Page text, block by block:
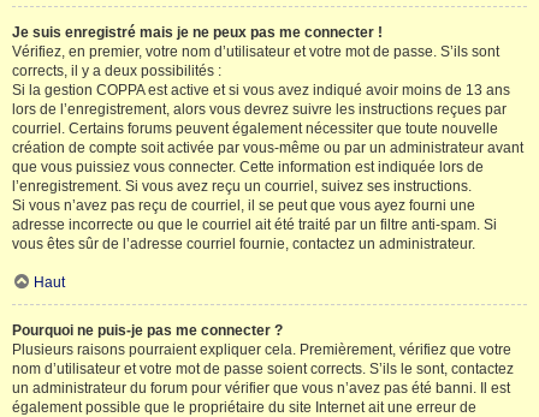
Je suis enregistré mais je ne peux pas me connecter !
Vérifiez, en premier, votre nom d’utilisateur et votre mot de passe. S’ils sont
corrects, il y a deux possibilités :
Si la gestion COPPA est active et si vous avez indiqué avoir moins de 13 ans
lors de l’enregistrement, alors vous devrez suivre les instructions reçues par
courriel. Certains forums peuvent également nécessiter que toute nouvelle
création de compte soit activée par vous-même ou par un administrateur avant
que vous puissiez vous connecter. Cette information est indiquée lors de
l’enregistrement. Si vous avez reçu un courriel, suivez ses instructions.
Si vous n’avez pas reçu de courriel, il se peut que vous ayez fourni une
adresse incorrecte ou que le courriel ait été traité par un filtre anti-spam. Si
vous êtes sûr de l’adresse courriel fournie, contactez un administrateur.
Haut
Pourquoi ne puis-je pas me connecter ?
Plusieurs raisons pourraient expliquer cela. Premièrement, vérifiez que votre
nom d’utilisateur et votre mot de passe soient corrects. S’ils le sont, contactez
un administrateur du forum pour vérifier que vous n’avez pas été banni. Il est
également possible que le propriétaire du site Internet ait une erreur de